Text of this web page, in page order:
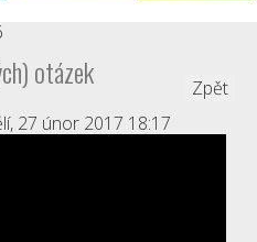
otázek
Zpět
27 únor 2017 18:17